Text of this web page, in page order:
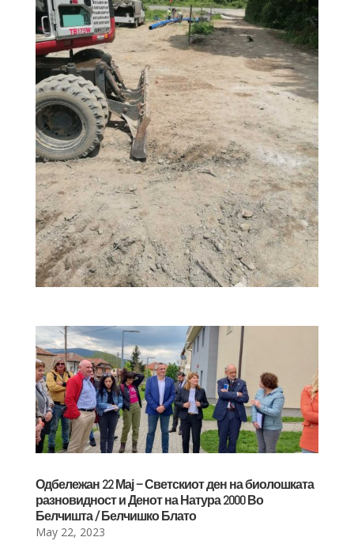
Одбележан 22 Мај – Светскиот ден на биолошката
разновидност и Денот на Натура 2000 Во
Белчишта / Белчишко Блато
May 22, 2023